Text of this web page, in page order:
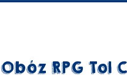
Obóz RPG Tol